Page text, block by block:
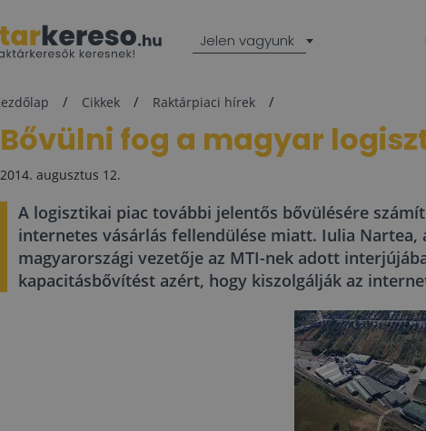
Jelen vagyunk
Cikkek Raktárpiaci hírek
Bővülni fog a magyar
2014. augusztus 12.
A logisztikai piac további jelentős bővülésére
internetes vásárlás fellendülése miatt. Iulia Nartea,
magyarországi vezetője az MTI-nek adott
kapacitásbővítést azért, hogy kiszolgálják az